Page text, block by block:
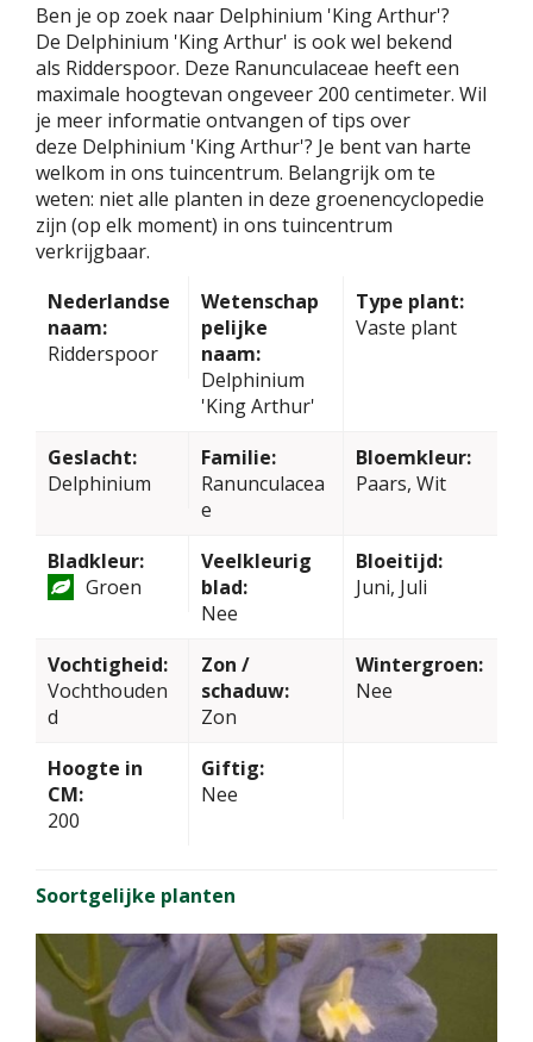
Ben je op zoek naar Delphinium 'King Arthur'?
De Delphinium 'King Arthur' is ook wel bekend
als Ridderspoor. Deze Ranunculaceae heeft een
maximale hoogtevan ongeveer 200 centimeter. Wil
je meer informatie ontvangen of tips over
deze Delphinium 'King Arthur'? Je bent van harte
welkom in ons tuincentrum. Belangrijk om te
weten: niet alle planten in deze groenencyclopedie
zijn (op elk moment) in ons tuincentrum
verkrijgbaar.
Nederlandse
naam:
Ridderspoor
Wetenschap
pelijke
naam:
Delphinium
'King Arthur'
Type plant:
Vaste plant
Geslacht:
Delphinium
Familie:
Ranunculacea
e
Bloemkleur:
Paars, Wit
Bladkleur:
Groen
Veelkleurig
blad:
Nee
Bloeitijd:
Juni, Juli
Vochtigheid:
Vochthouden
d
Zon /
schaduw:
Zon
Wintergroen:
Nee
Hoogte in
CM:
200
Giftig:
Nee
Soortgelijke planten